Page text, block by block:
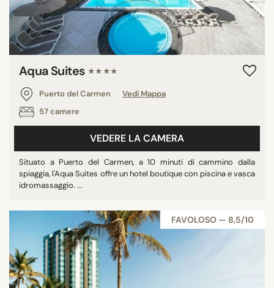
Aqua Suites ★★★★
Puerto del Carmen
Vedi Mappa
57 camere
VEDERE LA CAMERA
Situato a Puerto del Carmen, a 10 minuti di cammino dalla
spiaggia, l'Aqua Suites offre un hotel boutique con piscina e vasca
idromassaggio. ...
FAVOLOSO — 8,5/10